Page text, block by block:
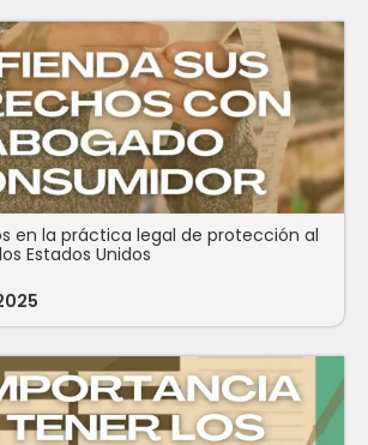
en la práctica legal de protección al
Estados Unidos